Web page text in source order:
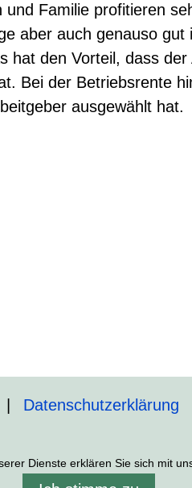
und Familie profitieren
aber auch genauso
hat den Vorteil, dass
Bei der Betriebsrente
ausgewählt hat.
Datenschutzerklärung
Dienste erklären Sie sich mit